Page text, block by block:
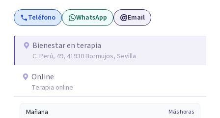
Teléfono WhatsApp Email
Bienestar en terapia
C. Perú, 49, 41930 Bormujos, Sevilla
Online
Terapia online
Mañana Más horas